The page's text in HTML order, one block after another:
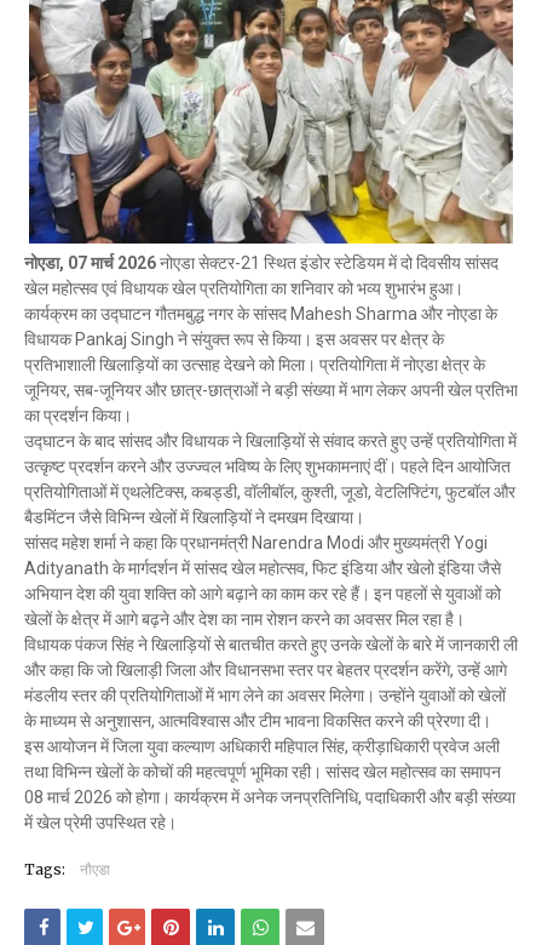
नोएडा, 07 मार्च 2026नोएडा सेक्टर-21 स्थित इंडोर स्टेडियम में दो दिवसीय सांसद
खेल महोत्सव एवं विधायक खेल प्रतियोगिता का शनिवार को भव्य शुभारंभ हुआ।
कार्यक्रम का उद्घाटन गौतमबुद्ध नगर के सांसद Mahesh Sharma और नोएडा के
विधायक Pankaj Singh ने संयुक्त रूप से किया। इस अवसर पर क्षेत्र के
प्रतिभाशाली खिलाड़ियों का उत्साह देखने को मिला। प्रतियोगिता में नोएडा क्षेत्र के
जूनियर, सब-जूनियर और छात्र-छात्राओं ने बड़ी संख्या में भाग लेकर अपनी खेल प्रतिभा
का प्रदर्शन किया।
उद्घाटन के बाद सांसद और विधायक ने खिलाड़ियों से संवाद करते हुए उन्हें प्रतियोगिता में
उत्कृष्ट प्रदर्शन करने और उज्ज्वल भविष्य के लिए शुभकामनाएं दीं। पहले दिन आयोजित
प्रतियोगिताओं में एथलेटिक्स, कबड्डी, वॉलीबॉल, कुश्ती, जूडो, वेटलिफ्टिंग, फुटबॉल और
बैडमिंटन जैसे विभिन्न खेलों में खिलाड़ियों ने दमखम दिखाया।
सांसद महेश शर्मा ने कहा कि प्रधानमंत्री Narendra Modi और मुख्यमंत्री Yogi
Adityanath के मार्गदर्शन में सांसद खेल महोत्सव, फिट इंडिया और खेलो इंडिया जैसे
अभियान देश की युवा शक्ति को आगे बढ़ाने का काम कर रहे हैं। इन पहलों से युवाओं को
खेलों के क्षेत्र में आगे बढ़ने और देश का नाम रोशन करने का अवसर मिल रहा है।
विधायक पंकज सिंह ने खिलाड़ियों से बातचीत करते हुए उनके खेलों के बारे में जानकारी ली
और कहा कि जो खिलाड़ी जिला और विधानसभा स्तर पर बेहतर प्रदर्शन करेंगे, उन्हें आगे
मंडलीय स्तर की प्रतियोगिताओं में भाग लेने का अवसर मिलेगा। उन्होंने युवाओं को खेलों
के माध्यम से अनुशासन, आत्मविश्वास और टीम भावना विकसित करने की प्रेरणा दी।
इस आयोजन में जिला युवा कल्याण अधिकारी महिपाल सिंह, क्रीड़ाधिकारी प्रवेज अली
तथा विभिन्न खेलों के कोचों की महत्वपूर्ण भूमिका रही। सांसद खेल महोत्सव का समापन
08 मार्च 2026 को होगा। कार्यक्रम में अनेक जनप्रतिनिधि, पदाधिकारी और बड़ी संख्या
में खेल प्रेमी उपस्थित रहे।
Tags: नौएडा